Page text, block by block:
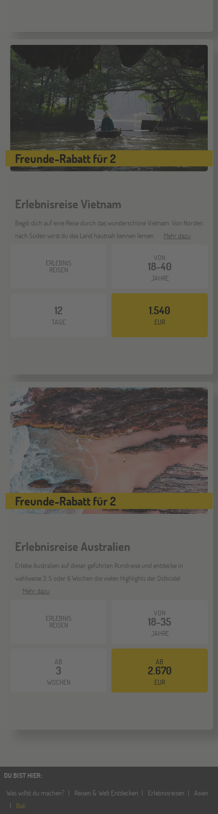
Hamburg
Jugendbildungsmesse JuBi
Münster
Jugendbildungsmesse JuBi
Freunde-Rabatt für 2
Erlebnisreise Vietnam
Begib dich auf eine Reise durch das wunderschöne Vietnam. Von Norden
nach Süden wirst du das Land hautnah kennen lernen.
Mehr dazu
ERLEBNIS
REISEN
VON
18-40
JAHRE
12
TAGE
1.540
EUR
Freunde-Rabatt für 2
Erlebnisreise Australien
Erlebe Australien auf dieser geführten Rundreise und entdecke in
wahlweise 3, 5 oder 6 Wochen die vielen Highlights der Ostküste!
Mehr dazu
ERLEBNIS
REISEN
VON
18-35
JAHRE
AB
3
WOCHEN
AB
2.670
EUR
DU BIST HIER:
Was willst du machen?
Reisen & Welt Entdecken Erlebnisreisen
Asien
Bali